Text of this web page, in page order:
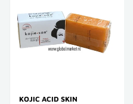
KOJIC ACID SKIN